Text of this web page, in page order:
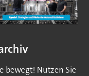
bewegt! Nutzen Sie